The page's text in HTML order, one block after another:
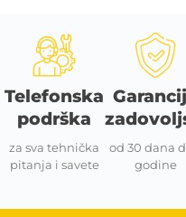
Telefonska
podrška
za sva tehnička
pitanja i savete
od 30 dana
godine